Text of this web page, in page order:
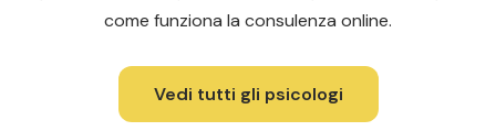
come funziona la consulenza online.
Vedi tutti gli psicologi